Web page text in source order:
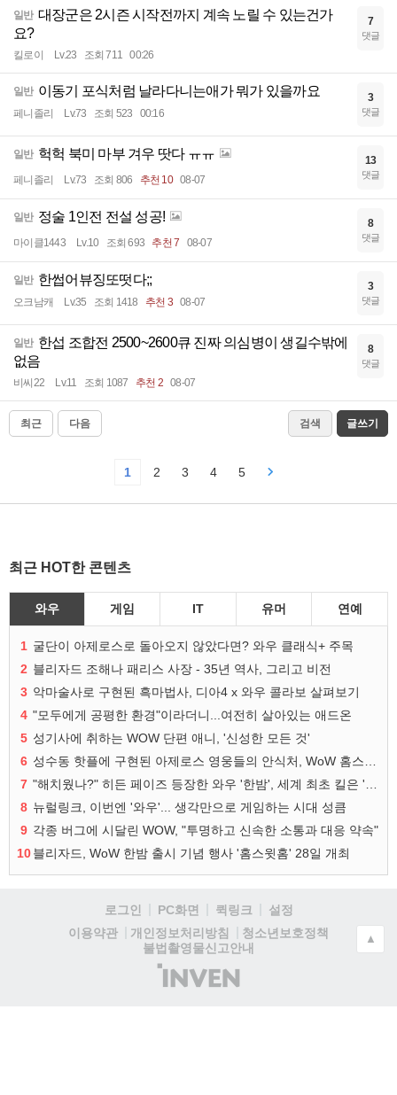
일반 대장군은 2시즌 시작전까지 계속 노릴 수 있는건가
요?
킬로이 Lv.23 조회 711 00:26
7
댓글
일반 이동기 포식처럼 날라다니는애가 뭐가 있을까요
페니졸리 Lv.73 조회 523 00:16
3
댓글
일반 헉헉 북미 마부 겨우 땃다 ㅠㅠ
페니졸리 Lv.73 조회 806 추천 10 08-07
13
댓글
일반 정술 1인전 전설 성공!
마이클1443 Lv.10 조회 693 추천 7 08-07
8
댓글
일반 한썹어뷰징또떳다;;
오크남캐 Lv.35 조회 1418 추천 3 08-07
3
댓글
일반 한섭 조합전 2500~2600큐 진짜 의심병이 생길수밖에
없음
비씨22 Lv.11 조회 1087 추천 2 08-07
8
댓글
최근 다음 검색 글쓰기
1 2 3 4 5
최근 HOT한 콘텐츠
와우 게임 IT 유머 연예
1 굴단이 아제로스로 돌아오지 않았다면? 와우 클래식+ 주목
2 블리자드 조해나 패리스 사장 - 35년 역사, 그리고 비전
3 악마술사로 구현된 흑마법사, 디아4 x 와우 콜라보 살펴보기
4 "모두에게 공평한 환경"이라더니...여전히 살아있는 애드온
5 성기사에 취하는 WOW 단편 애니, '신성한 모든 것'
6
7
8 뉴럴링크, 이번엔 '와우'... 생각만으로 게임하는 시대 성큼
9 각종 버그에 시달린 WOW, "투명하고 신속한 소통과 대응 약속"
10블리자드, WoW 한밤 출시 기념 행사 '홈스윗홈' 28일 개최
로그인 PC화면 퀵링크
설정
이용약관
개인정보처리방침
청소년보호정책
불법촬영물신고안내
(주)
인
▲